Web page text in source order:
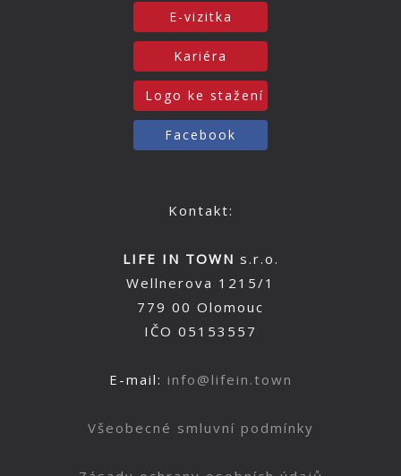
E-vizitka
Kariéra
Logo ke stažení
Facebook
Kontakt:
LIFE IN TOWN s.r.o.
Wellnerova 1215/1
779 00 Olomouc
IČO 05153557
E-mail: info@lifein.town
Všeobecné smluvní podmínky